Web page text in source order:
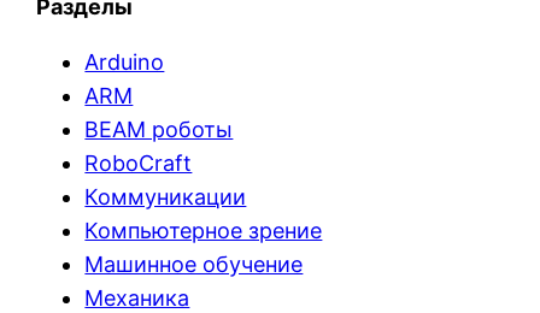
Разделы
Arduino
ARM
BEAM роботы
RoboCraft
Коммуникации
Компьютерное зрение
Машинное обучение
Механика